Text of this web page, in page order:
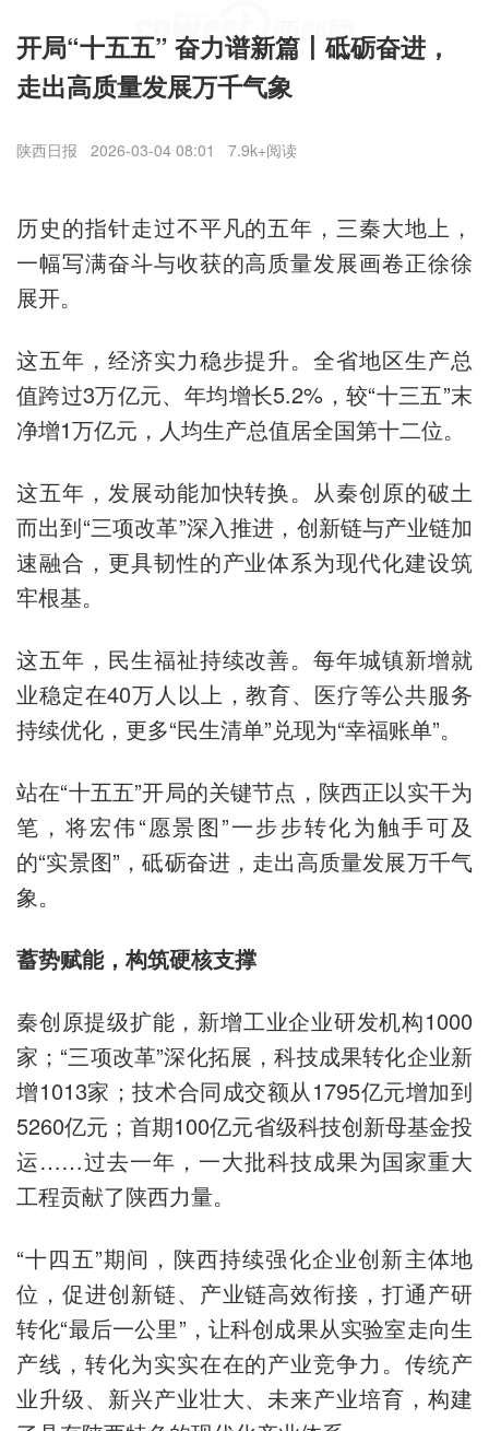
开局“十五五” 奋力谱新篇丨砥砺奋进，
走出高质量发展万千气象
陕西日报 2026-03-04 08:01 7.9k+阅读
历史的指针走过不平凡的五年，三秦大地上，
一幅写满奋斗与收获的高质量发展画卷正徐徐
展开。
这五年，经济实力稳步提升。全省地区生产总
值跨过3万亿元、年均增长5.2%，较“十三五”末
净增1万亿元，人均生产总值居全国第十二位。
这五年，发展动能加快转换。从秦创原的破土
而出到“三项改革”深入推进，创新链与产业链加
速融合，更具韧性的产业体系为现代化建设筑
牢根基。
这五年，民生福祉持续改善。每年城镇新增就
业稳定在40万人以上，教育、医疗等公共服务
持续优化，更多“民生清单”兑现为“幸福账单”。
站在“十五五”开局的关键节点，陕西正以实干为
笔，将宏伟“愿景图”一步步转化为触手可及
的“实景图”，砥砺奋进，走出高质量发展万千气
象。
蓄势赋能，构筑硬核支撑
秦创原提级扩能，新增工业企业研发机构1000
家；“三项改革”深化拓展，科技成果转化企业新
增1013家；技术合同成交额从1795亿元增加到
5260亿元；首期100亿元省级科技创新母基金投
运……过去一年，一大批科技成果为国家重大
工程贡献了陕西力量。
“十四五”期间，陕西持续强化企业创新主体地
位，促进创新链、产业链高效衔接，打通产研
转化“最后一公里”，让科创成果从实验室走向生
产线，转化为实实在在的产业竞争力。传统产
业升级、新兴产业壮大、未来产业培育，构建